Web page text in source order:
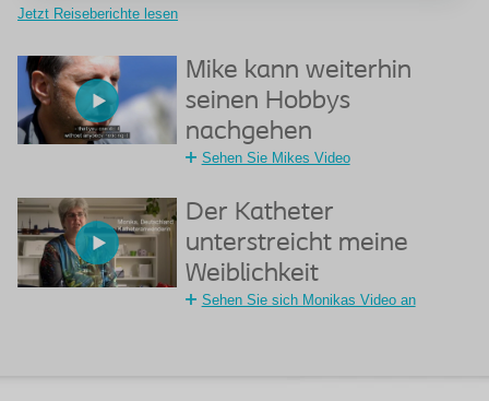
Jetzt Reiseberichte lesen
Mike kann weiterhin
seinen Hobbys
nachgehen
Sehen Sie Mikes Video
Der Katheter
unterstreicht meine
Weiblichkeit
Sehen Sie sich Monikas Video an